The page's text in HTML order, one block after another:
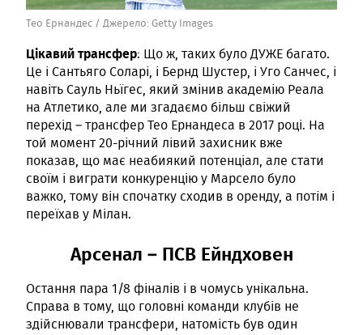
Тео Ернандес / Джерело: Getty Images
Цікавий трансфер: Що ж, таких було ДУЖЕ багато.
Це і Сантьяго Соларі, і Бернд Шустер, і Уго Санчес, і
навіть Сауль Ньїгес, який змінив академію Реала
на Атлетико, але ми згадаємо більш свіжий
перехід – трансфер Тео Ернандеса в 2017 році. На
той момент 20-річний лівий захисник вже
показав, що має неабиякий потенціал, але стати
своїм і виграти конкуренцію у Марсело було
важко, тому він спочатку сходив в оренду, а потім і
переїхав у Мілан.
Арсенал – ПСВ Ейндховен
Остання пара 1/8 фіналів і в чомусь унікальна.
Справа в тому, що головні команди клубів не
здійснювали трансфери, натомість був один